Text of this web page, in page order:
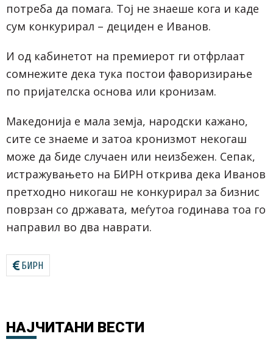
потреба да помага. Тој не знаеше кога и каде
сум конкурирал – дециден е Иванов.
И од кабинетот на премиерот ги отфрлаат
сомнежите дека тука постои фаворизирање
по пријателска основа или кронизам.
Македонија е мала земја, народски кажано,
сите се знаеме и затоа кронизмот некогаш
може да биде случаен или неизбежен. Сепак,
истражувањето на БИРН открива дека Иванов
претходно никогаш не конкурирал за бизнис
поврзан со државата, меѓутоа годинава тоа го
направил во два наврати.
БИРН
НАЈЧИТАНИ ВЕСТИ